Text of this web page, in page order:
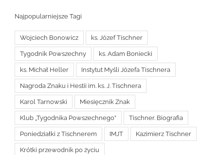
Najpopularniejsze Tagi
Wojciech Bonowicz ks. Józef Tischner
Tygodnik Powszechny ks. Adam Boniecki
ks. Michał Heller Instytut Myśli Józefa Tischnera
Nagroda Znaku i Hestii im. ks. J. Tischnera
Karol Tarnowski Miesięcznik Znak
Klub „Tygodnika Powszechnego” Tischner. Biografia
Poniedziałki z Tischnerem IMJT Kazimierz Tischner
Krótki przewodnik po życiu